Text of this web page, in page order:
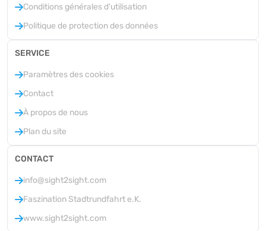
Conditions générales d'utilisation
Politique de protection des données
SERVICE
Paramètres des cookies
Contact
À propos de nous
Plan du site
CONTACT
info@sight2sight.com
Faszination Stadtrundfahrt e.K.
www.sight2sight.com